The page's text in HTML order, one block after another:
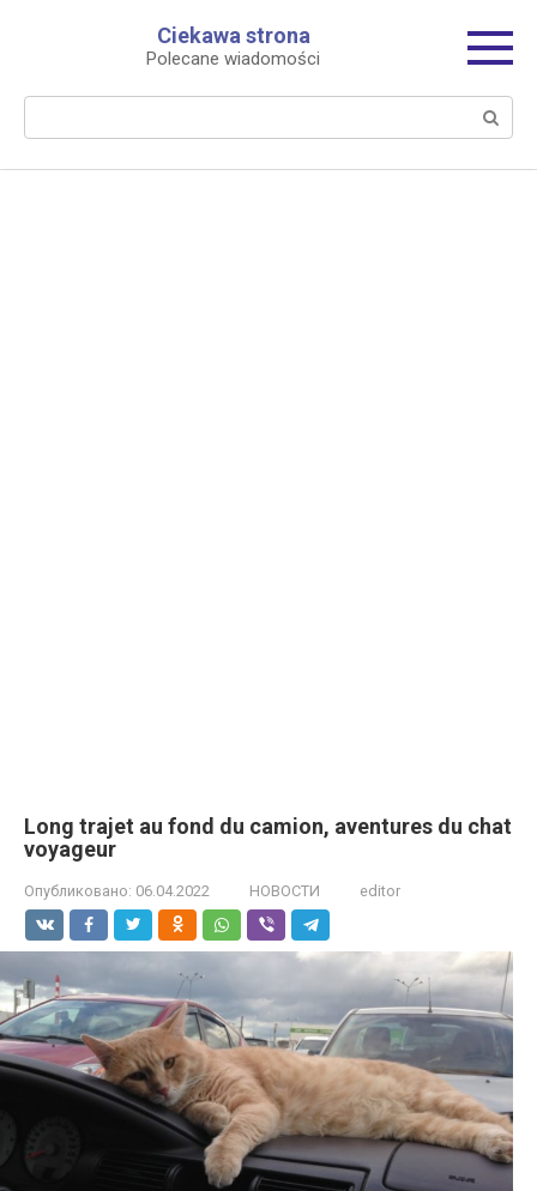
Ciekawa strona
Polecane wiadomości
Long trajet au fond du camion, aventures du chat
voyageur
Опубликовано: 06.04.2022 НОВОСТИ editor